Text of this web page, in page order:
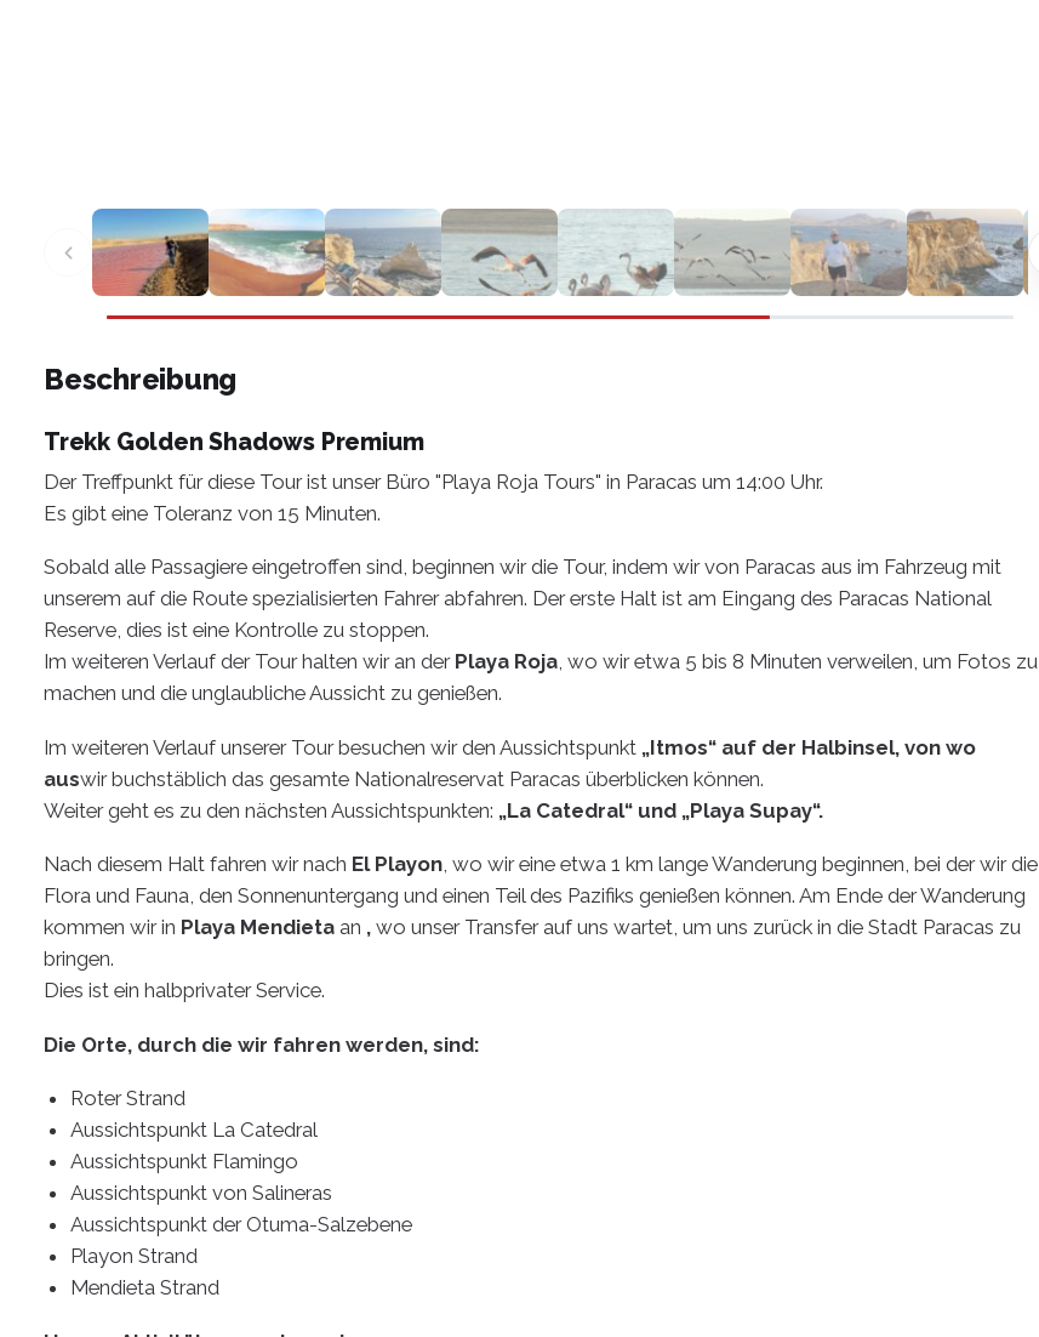
Beschreibung
Trekk Golden Shadows Premium
Der Treffpunkt für diese Tour ist unser Büro "Playa Roja Tours" in Paracas um 14:00 Uhr.
Es gibt eine Toleranz von 15 Minuten.
Sobald alle Passagiere eingetroffen sind, beginnen wir die Tour, indem wir von Paracas aus im Fahrzeug mit
unserem auf die Route spezialisierten Fahrer abfahren. Der erste Halt ist am Eingang des Paracas National
Reserve, dies ist eine Kontrolle zu stoppen.
Im weiteren Verlauf der Tour halten wir an der Playa Roja, wo wir etwa 5 bis 8 Minuten verweilen, um Fotos zu
machen und die unglaubliche Aussicht zu genießen.
Im weiteren Verlauf unserer Tour besuchen wir den Aussichtspunkt „Itmos“ auf der Halbinsel, von wo
auswir buchstäblich das gesamte Nationalreservat Paracas überblicken können.
Weiter geht es zu den nächsten Aussichtspunkten: „La Catedral“ und „Playa Supay“.
Nach diesem Halt fahren wir nach El Playon, wo wir eine etwa 1 km lange Wanderung beginnen, bei der wir die
Flora und Fauna, den Sonnenuntergang und einen Teil des Pazifiks genießen können. Am Ende der Wanderung
kommen wir in Playa Mendieta an , wo unser Transfer auf uns wartet, um uns zurück in die Stadt Paracas zu
bringen.
Dies ist ein halbprivater Service.
Die Orte, durch die wir fahren werden, sind:
Roter Strand
Aussichtspunkt La Catedral
Aussichtspunkt Flamingo
Aussichtspunkt von Salineras
Aussichtspunkt der Otuma-Salzebene
Playon Strand
Mendieta Strand